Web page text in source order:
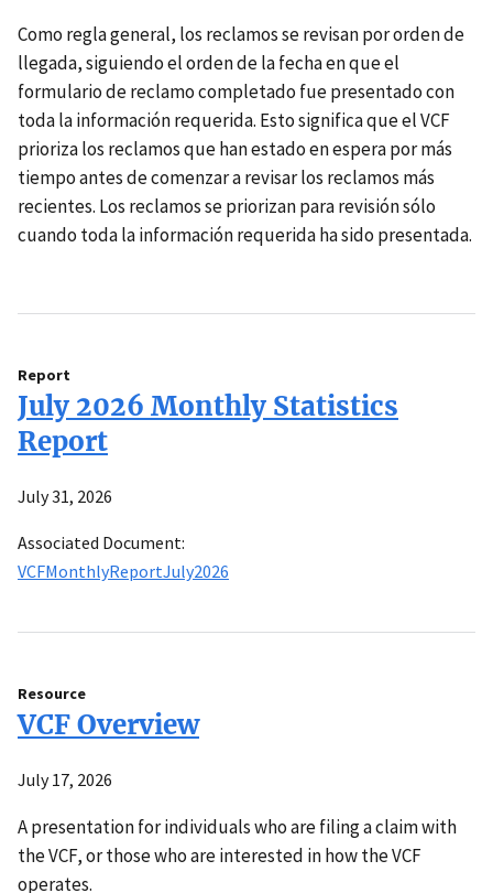
Como regla general, los reclamos se revisan por orden de
llegada, siguiendo el orden de la fecha en que el
formulario de reclamo completado fue presentado con
toda la información requerida. Esto significa que el VCF
prioriza los reclamos que han estado en espera por más
tiempo antes de comenzar a revisar los reclamos más
recientes. Los reclamos se priorizan para revisión sólo
cuando toda la información requerida ha sido presentada.
Report
July 2026 Monthly Statistics
Report
July 31, 2026
Associated Document:
VCFMonthlyReportJuly2026
Resource
VCF Overview
July 17, 2026
A presentation for individuals who are filing a claim with
the VCF, or those who are interested in how the VCF
operates.